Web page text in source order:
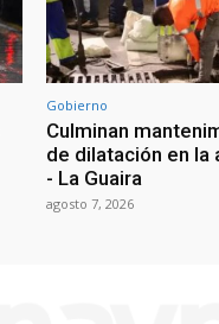
Gobierno
Culminan
de dilatación en la
- La Guaira
agosto 7, 2026